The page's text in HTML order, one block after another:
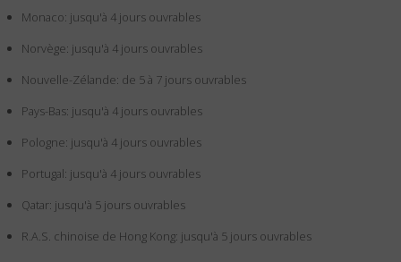
Monaco: jusqu'à 4 jours ouvrables
Norvège: jusqu'à 4 jours ouvrables
Nouvelle-Zélande: de 5 à 7 jours ouvrables
Pays-Bas: jusqu'à 4 jours ouvrables
Pologne: jusqu'à 4 jours ouvrables
Portugal: jusqu'à 4 jours ouvrables
Qatar: jusqu'à 5 jours ouvrables
R.A.S. chinoise de Hong Kong: jusqu'à 5 jours ouvrables